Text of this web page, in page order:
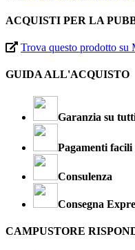
ACQUISTI PER LA
Trova questo prodotto su
GUIDA ALL'ACQUISTO
Garanzia su
Pagamenti facili
Consulenza
Consegna
CAMPUSTORE